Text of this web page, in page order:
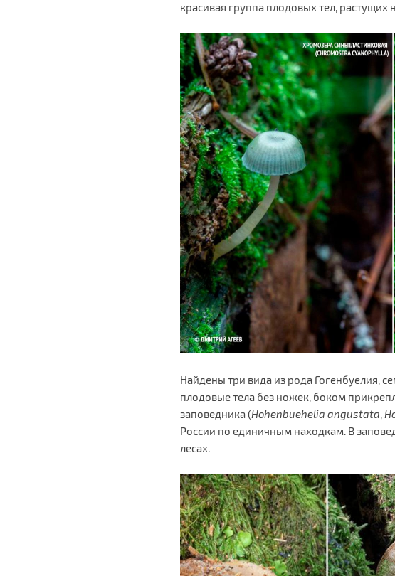
красивая группа плодовых тел,
Найдены три вида из рода Гогенбуелия,
плодовые тела без ножек, боком
заповедника (Hohenbueheliaangustata,
России по единичным находкам. В
лесах.